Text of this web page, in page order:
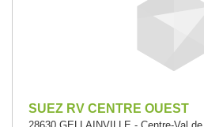
SUEZ RV CENTRE OUEST